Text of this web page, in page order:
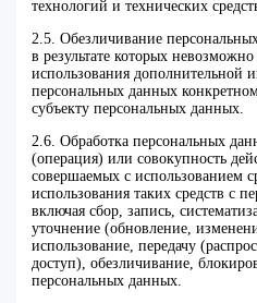
технологий и технических
2.5. Обезличивание
в результате которых невозможно
использования дополнительной
персональных данных
субъекту персональных данных.
2.6. Обработка персональных
(операция) или совокупность
совершаемых с использованием
использования таких средств с
включая сбор, запись,
уточнение (обновление,
использование, передачу
доступ), обезличивание,
персональных данных.